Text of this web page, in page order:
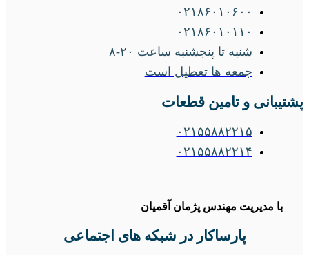
۰۲۱۸۶۰۱۰۶۰۰
۰۲۱۸۶۰۱۰۱۱۰
شنبه تا پنجشنبه ساعت ۲۰-۸
جمعه ها تعطیل است
پشتیبانی و تامین قطعات
۰۲۱۵۵۸۸۲۲۱۵
۰۲۱۵۵۸۸۲۲۱۴
با مدیریت مهندس پژمان آقمیان
پارساکار در شبکه های اجتماعی